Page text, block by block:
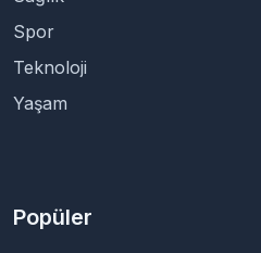
Spor
Teknoloji
Yaşam
Popüler